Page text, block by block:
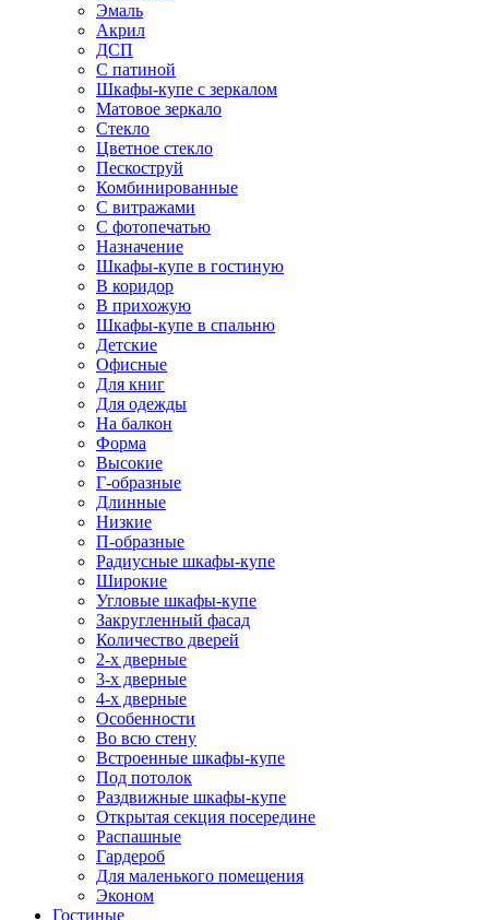
Эмаль
Акрил
ДСП
С патиной
Шкафы-купе с зеркалом
Матовое зеркало
Стекло
Цветное стекло
Пескоструй
Комбинированные
С витражами
С фотопечатью
Назначение
Шкафы-купе в гостиную
В коридор
В прихожую
Шкафы-купе в спальню
Детские
Офисные
Для книг
Для одежды
На балкон
Форма
Высокие
Г-образные
Длинные
Низкие
П-образные
Радиусные шкафы-купе
Широкие
Угловые шкафы-купе
Закругленный фасад
Количество дверей
2-х дверные
3-х дверные
4-х дверные
Особенности
Во всю стену
Встроенные шкафы-купе
Под потолок
Раздвижные шкафы-купе
Открытая секция посередине
Распашные
Гардероб
Для маленького помещения
Эконом
Гостиные